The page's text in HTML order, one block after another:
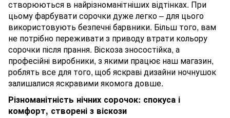
створюються в найрізноманітніших відтінках. При
цьому фарбувати сорочки дуже легко – для цього
використовують безпечні барвники. Більш того, вам
не потрібно переживати з приводу втрати кольору
сорочки після прання. Віскоза зносостійка, а
професійні виробники, з якими працює наш магазин,
роблять все для того, щоб яскраві дизайни ночнушок
залишалися яскравими якомога довше.
Різноманітність нічних сорочок: спокуса і
комфорт, створені з віскози